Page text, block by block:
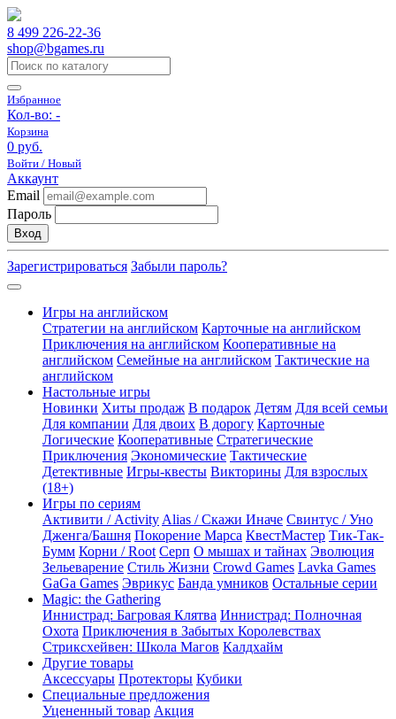
8 499 226-22-36
shop@bgames.ru
Избранное
Кол-во: -
Корзина
0 руб.
Войти / Новый
Аккаунт
Email
Пароль
Вход
Зарегистрироваться Забыли пароль?
Игры на английском
Стратегии на английском Карточные на английском
Приключения на английском Кооперативные на
английском Семейные на английском Тактические на
английском
Настольные игры
Новинки Хиты продаж В подарок Детям Для всей семьи
Для компании Для двоих В дорогу Карточные
Логические Кооперативные Стратегические
Приключения Экономические Тактические
Детективные Игры-квесты Викторины Для взрослых
(18+)
Игры по сериям
Активити / Activity Alias / Скажи Иначе Свинтус / Уно
Дженга/Башня Покорение Марса КвестМастер Тик-Так-
Бумм Корни / Root Серп О мышах и тайнах Эволюция
Зельеварение Стиль Жизни Crowd Games Lavka Games
GaGa Games Эврикус Банда умников Остальные серии
Magic: the Gathering
Иннистрад: Багровая Клятва Иннистрад: Полночная
Охота Приключения в Забытых Королевствах
Стриксхейвен: Школа Магов Калдхайм
Другие товары
Аксессуары Протекторы Кубики
Специальные предложения
Уцененный товар Акция